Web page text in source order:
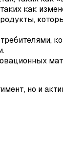
как
но и